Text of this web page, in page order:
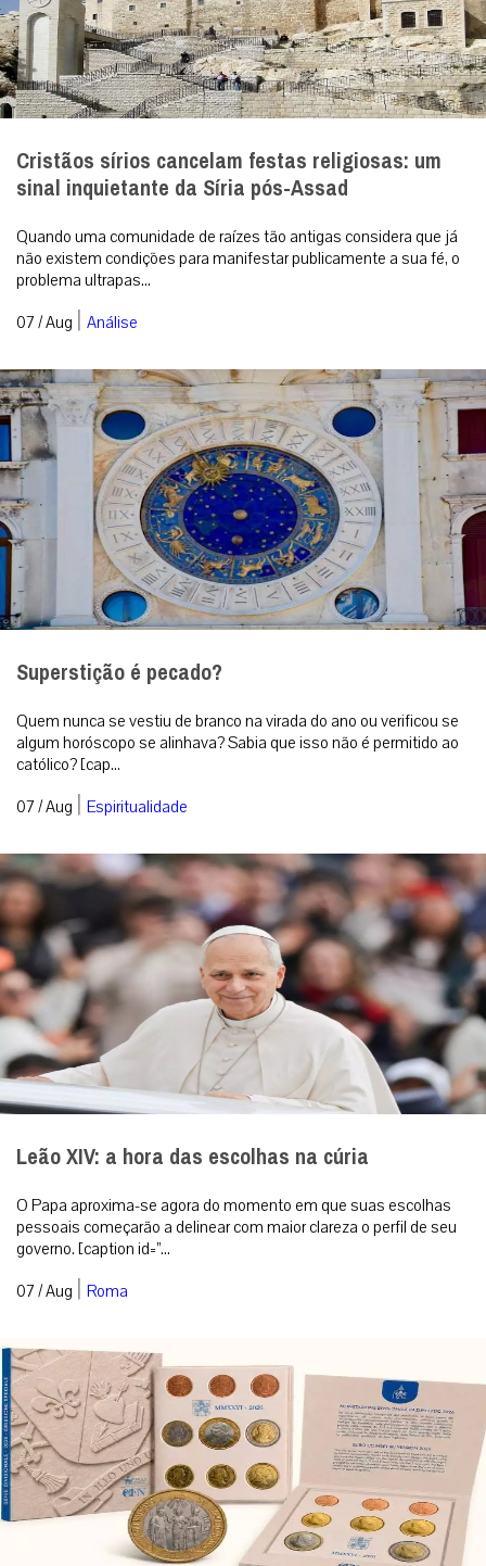
Cristãos sírios cancelam festas religiosas: um
sinal inquietante da Síria pós-Assad
Quando uma comunidade de raízes tão antigas considera que já
não existem condições para manifestar publicamente a sua fé, o
problema ultrapas...
07 / Aug | Análise
Superstição é pecado?
Quem nunca se vestiu de branco na virada do ano ou verificou se
algum horóscopo se alinhava? Sabia que isso não é permitido ao
católico? [cap...
07 / Aug | Espiritualidade
Leão XIV: a hora das escolhas na cúria
O Papa aproxima-se agora do momento em que suas escolhas
pessoais começarão a delinear com maior clareza o perfil de seu
governo. [caption id=”...
07 / Aug | Roma